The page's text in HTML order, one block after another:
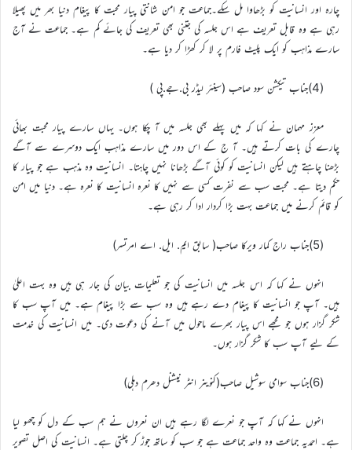
چارہ اور انسانیت کو بڑھاوا مل سکے۔جماعت جو امن شانتی پیار محبت کا پیغام دنیا بھر میں پھیلا
رہی ہے وہ قابل تعریف ہے اس جلسہ کی جتنی بھی تعریف کی جائے کم ہے۔ جماعت نے آج
سارے مذاہب کو ایک پلیٹ فارم پر لا کر کھڑا کر دیا ہے۔
(4)جناب تیکشن سود صاحب (سینئر لیڈر بی.جے.پی )
معزز مہمان نے کہا کہ میں پہلے بھی جلسہ میں آ چکا ہوں۔ یہاں سارے پیار محبت بھائی
چارے کی بات کرتے ہیں۔ آ ج کے اس دور میں سارے مذاہب ایک دوسرے سے آگے
بڑھنا چاہتے ہیں لیکن انسانیت کو کوئی آگے بڑھانا نہیں چاہتا۔ انسانیت وہ مذہب ہے جو پیار کا
حکم دیتا ہے۔ محبت سب سے نفرت کسی سے نہیں کا نعرہ انسانیت کا نعرہ ہے۔ دنیا میں امن
کو قائم کرنے میں جماعت بہت بڑا کردار ادا کر رہی ہے۔
(5)جناب راج کمار ویرکا صاحب( سابق ایم. ایل. اے امرتسر)
انہوں نے کہا کہ اس جلسہ میں انسانیت کی جو تعلیمات بیان کی جار ہی ہیں وہ بہت اعلیٰ
ہیں۔ آپ جو انسانیت کا پیغام دے رہے ہیں وہ سب سے بڑا پیغام ہے۔ میں آپ سب کا
شکر گزار ہوں جو مجھے اس پیار بھرے ماحول میں آنے کی دعوت دی۔ میں انسانیت کی خدمت
کے لیے آپ سب کا شکر گزار ہوں۔
(6)جناب سوامی سوشیل صاحب(کنوینر انٹر نیشنل دھرم دہلی)
انہوں نے کہا کہ آپ جو نعرے لگا رہے ہیں ان نعروں نے ہم سب کے دل کو چھو لیا
ہے۔ احمدیہ جماعت وہ واحد جماعت ہے جو سب کو ساتھ جوڑ کر چلتی ہے۔ انسانیت کی اصل تصویر